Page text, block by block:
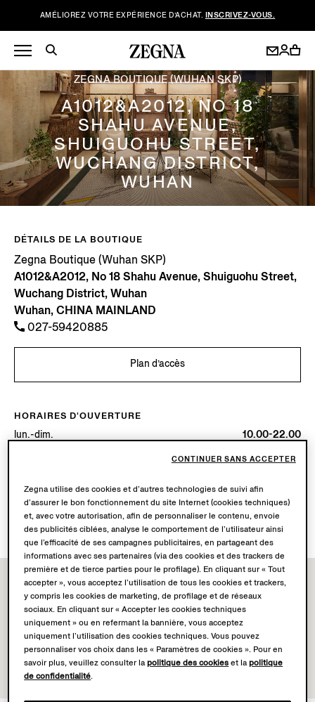
AMÉLIOREZ VOTRE EXPÉRIENCE D’ACHAT. INSCRIVEZ-VOUS.
ZEGNA BOUTIQUE (WUHAN SKP)
A1012&A2012, NO 18
SHAHU AVENUE,
SHUIGUOHU STREET,
WUCHANG DISTRICT,
WUHAN
DÉTAILS DE LA BOUTIQUE
Zegna Boutique (Wuhan SKP)
A1012&A2012, No 18 Shahu Avenue, Shuiguohu Street,
Wuchang District, Wuhan
Wuhan, CHINA MAINLAND
027-59420885
Plan d’accès
HORAIRES D'OUVERTURE
lun.-dim.
10.00-22.00
SERVICES DISPONIBLES
Livraison en boutique non disponible.
Retours en boutique disponibles. En savoir plusici.
Zegna utilise des cookies et d’autres technologies de suivi afin
d’assurer le bon fonctionnement du site Internet (cookies techniques)
et, avec votre autorisation, afin de personnaliser le contenu, envoie
des publicités ciblées, analyse le comportement de l’utilisateur ainsi
que l’efficacité de ses campagnes publicitaires, en partageant des
informations avec ses partenaires (via des cookies et des trackers de
première et de tierce parties pour le profilage). En cliquant sur « Tout
accepter », vous acceptez l’utilisation de tous les cookies et trackers,
y compris les cookies de marketing, de profilage et de réseaux
sociaux. En cliquant sur « Accepter les cookies techniques
uniquement » ou en refermant la bannière, vous acceptez
uniquement l’utilisation des cookies techniques. Vous pouvez
personnaliser vos choix dans les « Paramètres de cookies ». Pour en
savoir plus, veuillez consulter lapolitique des cookies et lapolitique
de confidentialité.
CONTINUER SANS ACCEPTER